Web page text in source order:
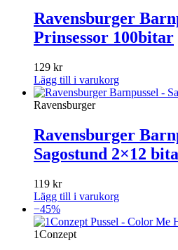
Ravensburger
Prinsessor 100bitar
129 kr
Lägg till i varukorg
Ravensburger
Ravensburger
Sagostund 2×12
119 kr
Lägg till i varukorg
−45%
1Conzept